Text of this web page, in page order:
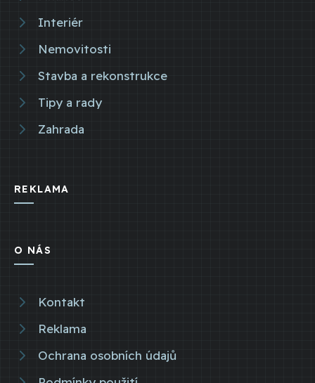
Interiér
Nemovitosti
Stavba a rekonstrukce
Tipy a rady
Zahrada
REKLAMA
O NÁS
Kontakt
Reklama
Ochrana osobních údajů